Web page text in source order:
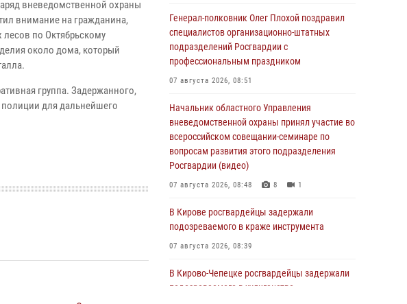
вневедомственной охраны
внимание на гражданина,
лесов по Октябрьскому
около дома, который
группа. Задержанного,
полиции для дальнейшего
Генерал-полковник Олег Плохой поздравил
специалистов организационно-штатных
подразделений Росгвардии с
профессиональным праздником
07 августа 2026, 08:51
Начальник областного Управления
вневедомственной охраны принял участие во
всероссийском совещании-семинаре по
вопросам развития этого подразделения
Росгвардии (видео)
07 августа 2026, 08:48 8 1
В Кирове росгвардейцы задержали
подозреваемого в краже инструмента
07 августа 2026, 08:39
В Кирово-Чепецке росгвардейцы задержали
подозреваемого в хулиганстве